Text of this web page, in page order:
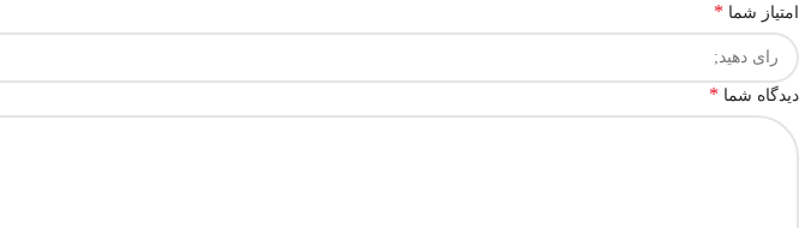
امتیاز شما *
دیدگاه شما *